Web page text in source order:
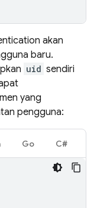
akan
baru.
uid sendiri
yang
pengguna:
Go C#